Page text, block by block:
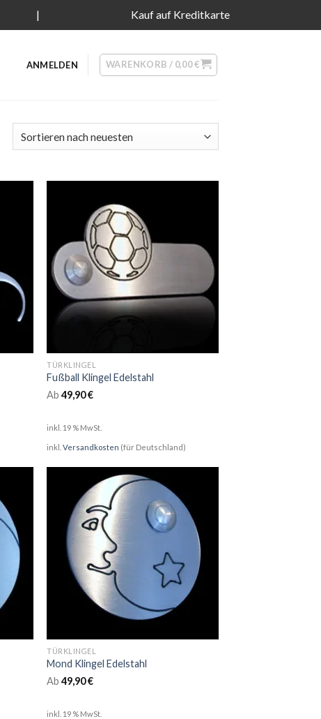
|
Kauf auf Kreditkarte
ANMELDEN WARENKORB / 0,00€
TÜRKLINGEL
Fußball Klingel Edelstahl
Ab49,90€
inkl. 19 % MwSt.
inkl.Versandkosten (für Deutschland)
TÜRKLINGEL
Mond Klingel Edelstahl
Ab49,90€
inkl. 19 % MwSt.